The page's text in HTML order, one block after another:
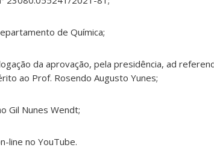
de Química;
da aprovação, pela presidência, ad
ao Prof. Rosendo Augusto Yunes;
Gil Nunes Wendt;
line no YouTube.